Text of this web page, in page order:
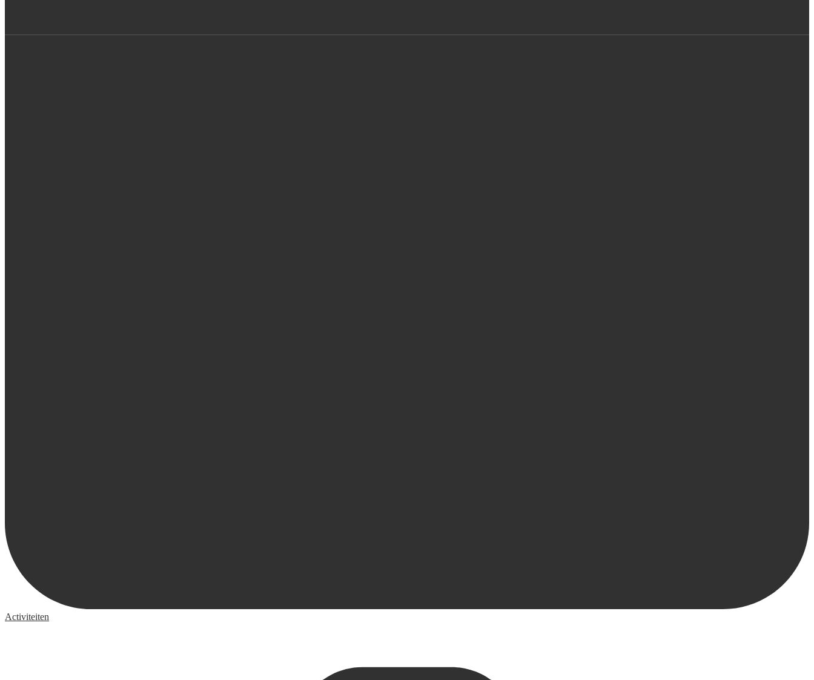
Activiteiten